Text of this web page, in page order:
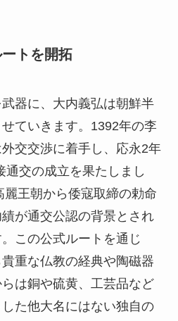
トを開拓
器に、大内義弘は朝鮮半
ていきます。1392年の李
交交渉に着手し、応永2年
通交の成立を果たしまし
王朝から倭寇取締の勅命
が通交公認の背景とされ
この公式ルートを通じ
重な仏教の経典や陶磁器
は銅や硫黄、工芸品など
た他大名にはない独自の